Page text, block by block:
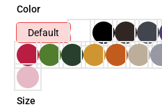
Color
Default
Size